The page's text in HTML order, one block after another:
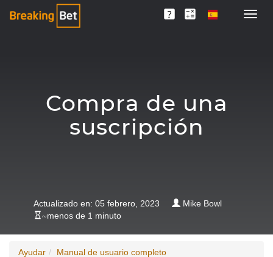
Compra de una
suscripción
Mike Bowl
Actualizado en: 05 febrero, 2023
~menos de 1 minuto
Ayudar
Manual de usuario completo